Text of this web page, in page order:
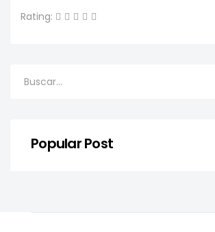
Rating:
Popular Post